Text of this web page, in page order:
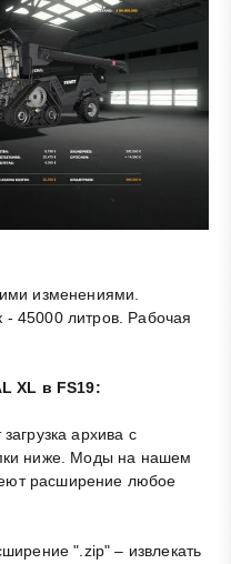
изменениями.
- 45000 литров. Рабочая
XL в FS19:
архива с
ниже. Моды на нашем
расширение любое
".zip" – извлекать